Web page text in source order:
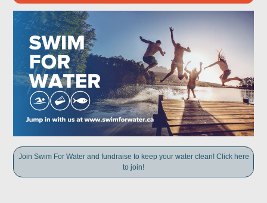
Join Swim For Water and fundraise to keep your water clean! Click here
to join!